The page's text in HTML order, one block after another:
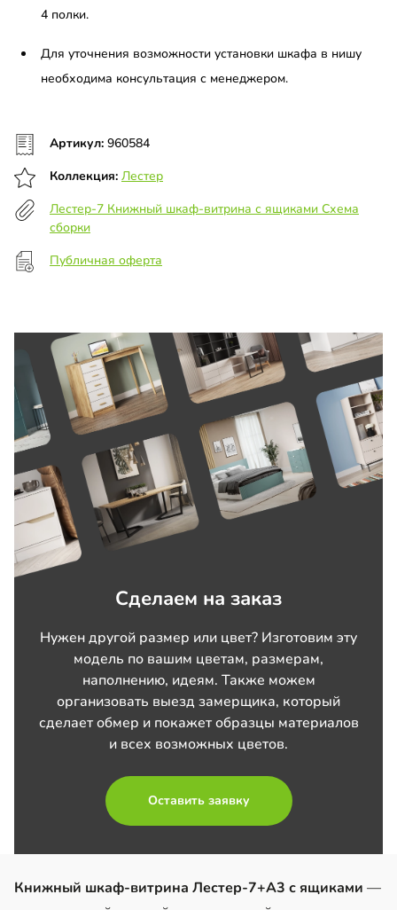
4 полки.
Для уточнения возможности установки шкафа в нишу
необходима консультация с менеджером.
Артикул: 960584
Коллекция: Лестер
Лестер-7 Книжный шкаф-витрина с ящиками Схема
сборки
Публичная оферта
Сделаем на заказ
Нужен другой размер или цвет? Изготовим эту
модель по вашим цветам, размерам,
наполнению, идеям. Также можем
организовать выезд замерщика, который
сделает обмер и покажет образцы материалов
и всех возможных цветов.
Оставить заявку
Книжный шкаф-витрина Лестер-7+А3 с ящиками —